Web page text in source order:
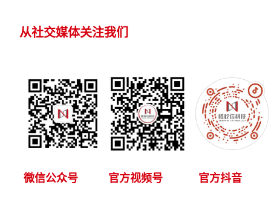
从社交媒体关注我们
微信公众号 官方视频号 官方抖音